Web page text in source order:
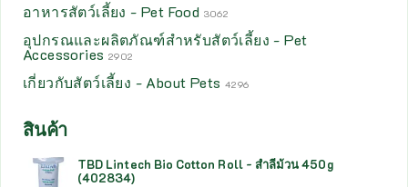
อาหารสัตว์เลี้ยง - Pet Food 3062
อุปกรณและผลิตภัณฑ์สำหรับสัตว์เลี้ยง - Pet
Accessories 2902
เกี่ยวกับสัตว์เลี้ยง - About Pets 4296
สินค้า
TBD Lintech Bio Cotton Roll - สำลีม้วน 450g
(402834)